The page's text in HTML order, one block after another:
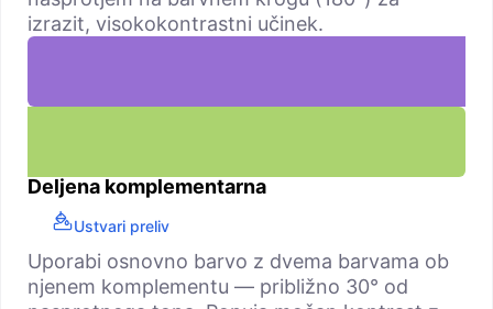
izrazit, visokokontrastni učinek.
Deljena komplementarna
Ustvari preliv
Uporabi osnovno barvo z dvema barvama ob
njenem komplementu — približno 30° od